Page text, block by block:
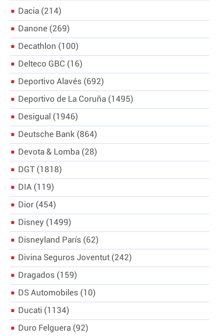
Dacia
214
Danone
269
Decathlon
100
Delteco GBC
16
Deportivo Alavés
692
Deportivo de La Coruña
1495
Desigual
1946
Deutsche Bank
864
Devota & Lomba
28
DGT
1818
DIA
119
Dior 454
Disney
1499
Disneyland París
62
Divina Seguros Joventut
242
Dragados
159
DS Automobiles
10
Ducati
1134
Duro Felguera 92